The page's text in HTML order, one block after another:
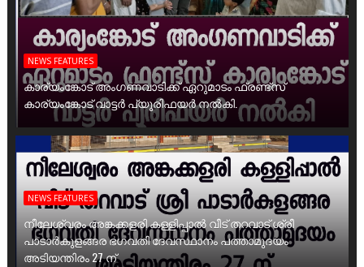
NEWS FEATURES
കാര്യംങ്കോട് അംഗണവാടിക്ക് ഏറുമാടം ഫ്രണ്ട്സ്
കാര്യംങ്കോട് വാട്ടർ പ്യൂരിഫയർ നൽകി.
NEWS FEATURES
നീലേശ്വരം അങ്കക്കളരി കള്ളിപ്പാൽ വീട് തറവാട് ശ്രീ
പാടാർകുളങ്ങര ഭഗവതി ദേവസ്ഥാനം പത്താമുദയം
അടിയന്തിരം 27 ന്